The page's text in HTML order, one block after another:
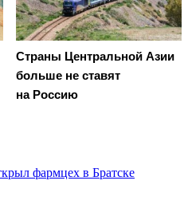
Страны Центральной Азии
больше не ставят
на Россию
фармцех в Братске